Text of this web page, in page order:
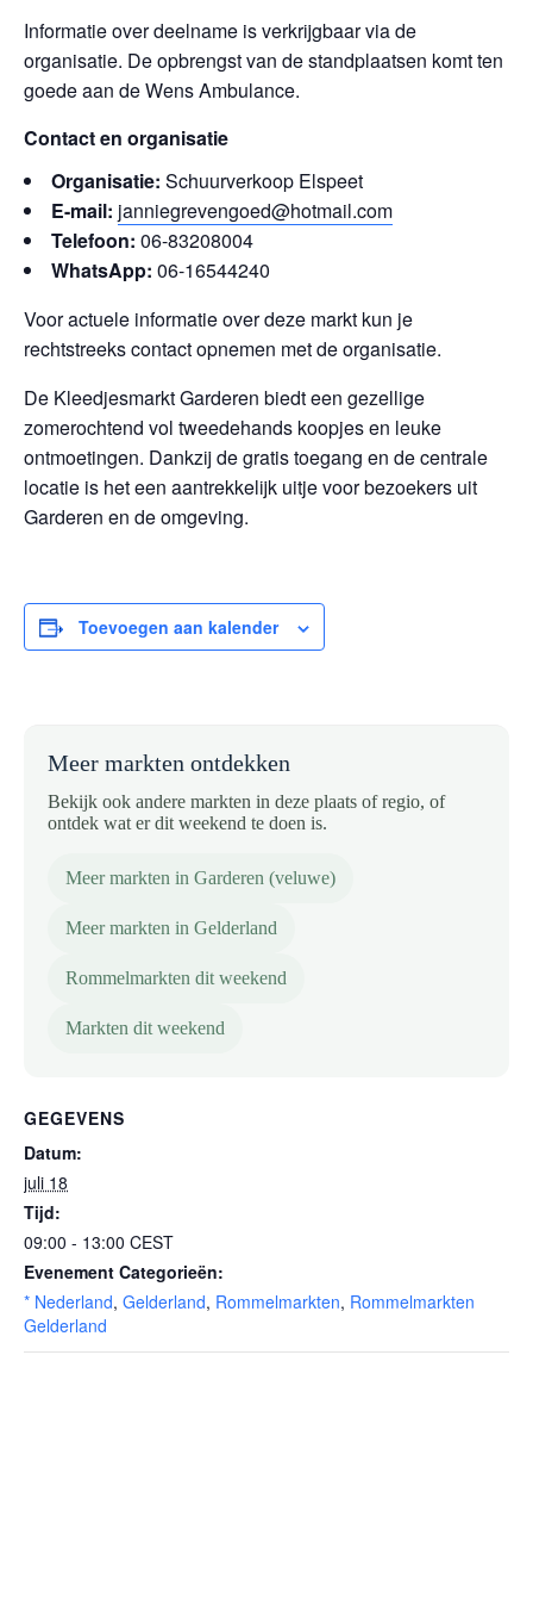
Informatie over deelname is verkrijgbaar via de
organisatie. De opbrengst van de standplaatsen komt ten
goede aan de Wens Ambulance.
Contact en organisatie
Organisatie: Schuurverkoop Elspeet
E-mail: janniegrevengoed@hotmail.com
Telefoon: 06-83208004
WhatsApp: 06-16544240
Voor actuele informatie over deze markt kun je
rechtstreeks contact opnemen met de organisatie.
De Kleedjesmarkt Garderen biedt een gezellige
zomerochtend vol tweedehands koopjes en leuke
ontmoetingen. Dankzij de gratis toegang en de centrale
locatie is het een aantrekkelijk uitje voor bezoekers uit
Garderen en de omgeving.
Toevoegen aan kalender
Meer markten ontdekken
Bekijk ook andere markten in deze plaats of regio, of
ontdek wat er dit weekend te doen is.
Meer markten in Garderen (veluwe)
Meer markten in Gelderland
Rommelmarkten dit weekend
Markten dit weekend
GEGEVENS
Datum:
juli 18
Tijd:
09:00 - 13:00 CEST
Evenement Categorieën:
* Nederland, Gelderland, Rommelmarkten, Rommelmarkten
Gelderland